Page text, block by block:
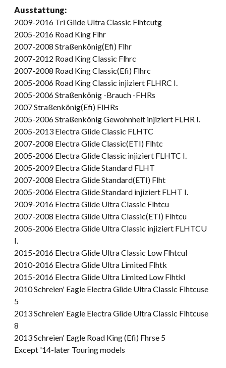
Ausstattung:
2009-2016 Tri Glide Ultra Classic Flhtcutg
2005-2016 Road King Flhr
2007-2008 Straßenkönig(Efi) Flhr
2007-2012 Road King Classic Flhrc
2007-2008 Road King Classic(Efi) Flhrc
2005-2006 Road King Classic injiziert FLHRC I.
2005-2006 Straßenkönig -Brauch -FHRs
2007 Straßenkönig(Efi) FlHRs
2005-2006 Straßenkönig Gewohnheit injiziert FLHR I.
2005-2013 Electra Glide Classic FLHTC
2007-2008 Electra Glide Classic(ETI) Flhtc
2005-2006 Electra Glide Classic injiziert FLHTC I.
2005-2009 Electra Glide Standard FLHT
2007-2008 Electra Glide Standard(ETI) Flht
2005-2006 Electra Glide Standard injiziert FLHT I.
2009-2016 Electra Glide Ultra Classic Flhtcu
2007-2008 Electra Glide Ultra Classic(ETI) Flhtcu
2005-2006 Electra Glide Ultra Classic injiziert FLHTCU
I.
2015-2016 Electra Glide Ultra Classic Low Flhtcul
2010-2016 Electra Glide Ultra Limited Flhtk
2015-2016 Electra Glide Ultra Limited Low Flhtkl
2010 Schreien' Eagle Electra Glide Ultra Classic Flhtcuse
5
2013 Schreien' Eagle Electra Glide Ultra Classic Flhtcuse
8
2013 Schreien' Eagle Road King (Efi) Fhrse 5
Except '14-later Touring models